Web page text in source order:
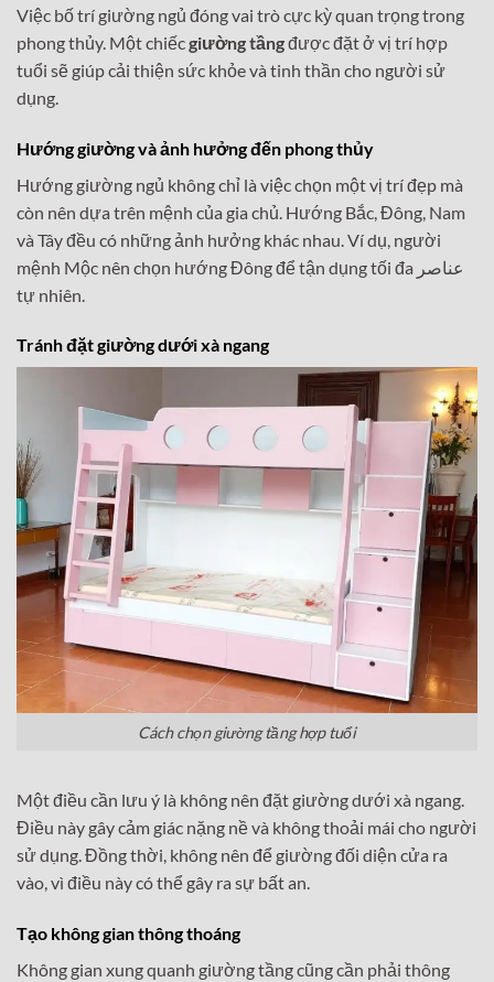
Việc bố trí giường ngủ đóng vai trò cực kỳ quan trọng trong
phong thủy. Một chiếcgiường tầngđược đặt ở vị trí hợp
tuổi sẽ giúp cải thiện sức khỏe và tinh thần cho người sử
dụng.
Hướng giường và ảnh hưởng đến phong thủy
Hướng giường ngủ không chỉ là việc chọn một vị trí đẹp mà
còn nên dựa trên mệnh của gia chủ. Hướng Bắc, Đông, Nam
và Tây đều có những ảnh hưởng khác nhau. Ví dụ, người
mệnh Mộc nên chọn hướng Đông để tận dụng tối đa عناصر
tự nhiên.
Tránh đặt giường dưới xà ngang
Cách chọn giường tầng hợp tuổi
Một điều cần lưu ý là không nên đặt giường dưới xà ngang.
Điều này gây cảm giác nặng nề và không thoải mái cho người
sử dụng. Đồng thời, không nên để giường đối diện cửa ra
vào, vì điều này có thể gây ra sự bất an.
Tạo không gian thông thoáng
Không gian xung quanh giường tầng cũng cần phải thông